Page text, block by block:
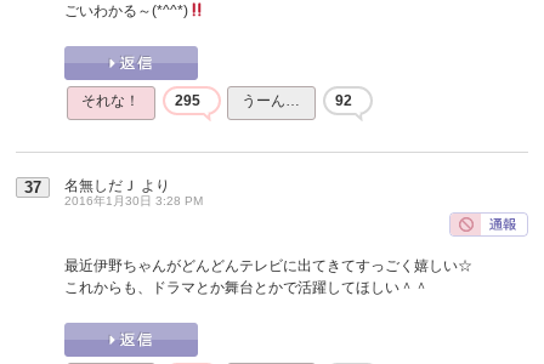
ごいわかる～(*^^*)
それな！ 295 うーん… 92
37 名無しだＪ より
2016年1月30日 3:28 PM
最近伊野ちゃんがどんどんテレビに出てきてすっごく嬉しい☆
これからも、ドラマとか舞台とかで活躍してほしい＾＾